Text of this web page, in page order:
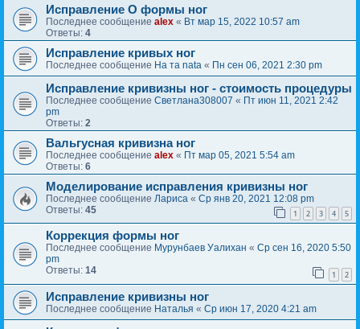
Исправление О формы ног
Последнее сообщение alex « Вт мар 15, 2022 10:57 am
Ответы: 4
Исправление кривых ног
Последнее сообщение На та nata « Пн сен 06, 2021 2:30 pm
Исправление кривизны ног - стоимость процедуры
Последнее сообщение Светлана308007 « Пт июн 11, 2021 2:42
pm
Ответы: 2
Вальгусная кривизна ног
Последнее сообщение alex « Пт мар 05, 2021 5:54 am
Ответы: 6
Моделирование исправления кривизны ног
Последнее сообщение Лариса « Ср янв 20, 2021 12:08 pm
Ответы: 45 1 2 3 4 5
Коррекция формы ног
Последнее сообщение Мурунбаев Уалихан « Ср сен 16, 2020 5:50
pm
Ответы: 14 1 2
Исправление кривизны ног
Последнее сообщение Наталья « Ср июн 17, 2020 4:21 am